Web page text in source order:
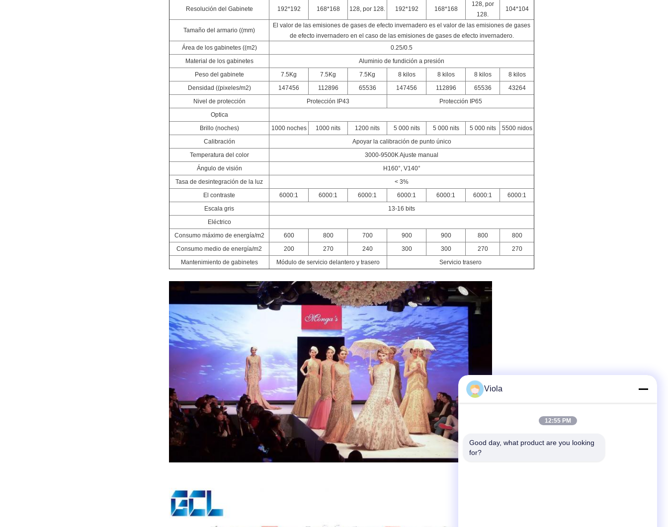
Resolución del Gabinete 192*192 168*168 128, por 128. 192*192 168*168
128, por
128.
104*104
Tamaño del armario ((mm)
El valor de las emisiones de gases de efecto invernadero es el valor de las emisiones de gases
de efecto invernadero en el caso de las emisiones de gases de efecto invernadero.
Área de los gabinetes ((m2)
0.25/0.5
Material de los gabinetes
Aluminio de fundición a presión
Peso del gabinete
7.5Kg 7.5Kg 7.5Kg 8 kilos 8 kilos 8 kilos
8 kilos
Densidad ((pixeles/m2)
147456 112896 65536 147456 112896 65536
43264
Nivel de protección
Protección IP43
Protección IP65
Optica
Brillo (noches)
1000 noches 1000 nits 1200 nits 5 000 nits 5 000 nits 5 000 nits
5500 nidos
Calibración
Apoyar la calibración de punto único
Temperatura del color
3000-9500K Ajuste manual
Ángulo de visión
H160°, V140°
Tasa de desintegración de la luz
< 3%
El contraste
6000:1 6000:1 6000:1 6000:1 6000:1 6000:1
6000:1
Escala gris
13-16 bits
Eléctrico
Consumo máximo de energía/m2
600 800 700 900 900 800
800
Consumo medio de energía/m2
200 270 240 300 300 270
270
Mantenimiento de gabinetes
Módulo de servicio delantero y trasero Servicio trasero
Viola
12:55 PM
Good day, what product are you looking
for?